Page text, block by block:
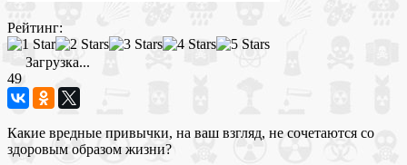
Рейтинг:
Загрузка...
49
Какие вредные привычки, на ваш взгляд, не сочетаются со
здоровым образом жизни?